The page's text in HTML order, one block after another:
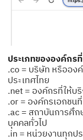
Search
for:
ประเภทขององค์กร
.co = บริษัท หรืออง
ประเทศไทย
.net = องค์กรที่ให้บ
.or = องค์กรเอกชน
.ac = สถาบันการศึก
บุคคลทั่วไป
.in = หน่วยงานทุกป